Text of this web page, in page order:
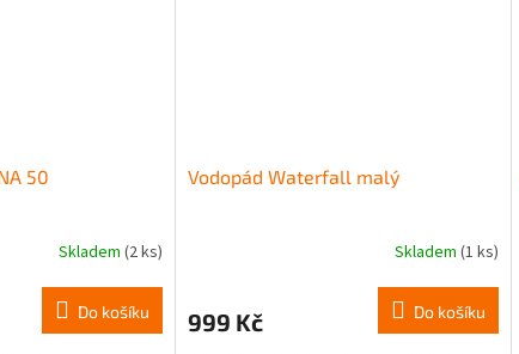
50
Skladem (2 ks)
Do košíku
Vodopád Waterfall malý
Skladem (1 ks)
999 Kč Do košíku